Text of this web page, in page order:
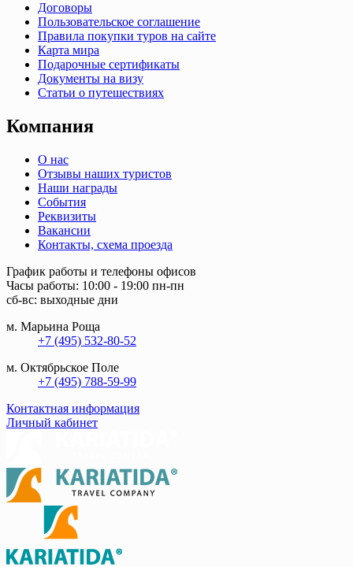
Договоры
Пользовательское соглашение
Правила покупки туров на сайте
Карта мира
Подарочные сертификаты
Документы на визу
Статьи о путешествиях
Компания
О нас
Отзывы наших туристов
Наши награды
События
Реквизиты
Вакансии
Контакты, схема проезда
График работы и телефоны офисов
Часы работы: 10:00 - 19:00 пн-пн
сб-вс: выходные дни
м. Марьина Роща
+7 (495) 532-80-52
м. Октябрьское Поле
+7 (495) 788-59-99
Контактная информация
Личный кабинет